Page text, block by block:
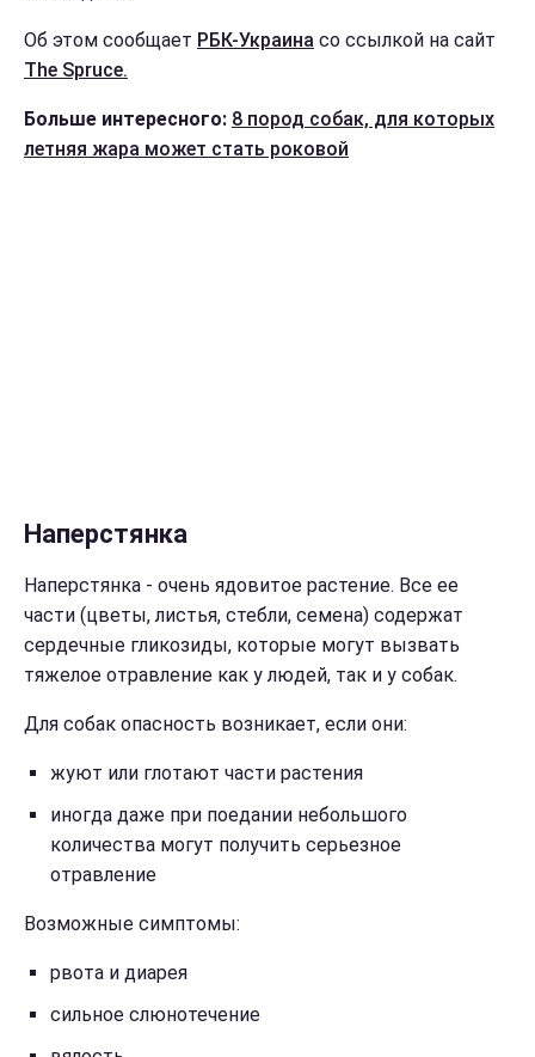
Об этом сообщает РБК-Украина со ссылкой на сайт
The Spruce.
Больше интересного: 8 пород собак, для которых
летняя жара может стать роковой
Наперстянка
Наперстянка - очень ядовитое растение. Все ее
части (цветы, листья, стебли, семена) содержат
сердечные гликозиды, которые могут вызвать
тяжелое отравление как у людей, так и у собак.
Для собак опасность возникает, если они:
жуют или глотают части растения
иногда даже при поедании небольшого
количества могут получить серьезное
отравление
Возможные симптомы:
рвота и диарея
сильное слюнотечение